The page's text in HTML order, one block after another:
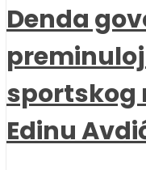
Denda
sportskog
Edinu